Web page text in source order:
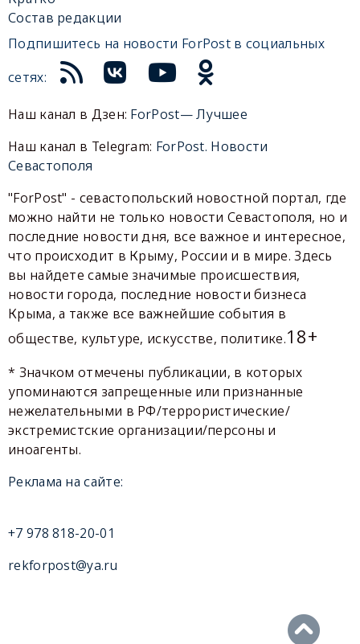
Состав редакции
Подпишитесь на новости ForPost в социальных
сетях:
Наш канал в Дзен: ForPost— Лучшее
Наш канал в Telegram: ForPost. Новости
Севастополя
"ForPost" - севастопольский новостной портал, где
можно найти не только новости Севастополя, но и
последние новости дня, все важное и интересное,
что происходит в Крыму, России и в мире. Здесь
вы найдете самые значимые происшествия,
новости города, последние новости бизнеса
Крыма, а также все важнейшие события в
обществе, культуре, искусстве, политике.18+
* Значком отмечены публикации, в которых
упоминаются запрещенные или признанные
нежелательными в РФ/террористические/
экстремистские организации/персоны и
иноагенты.
Реклама на сайте:
+7 978 818-20-01
rekforpost@ya.ru